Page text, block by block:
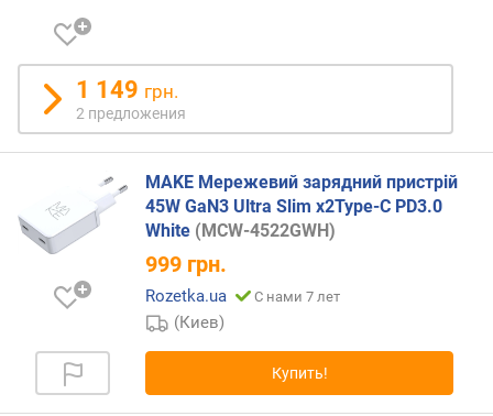
а
р
я
д
к
и
т
)
о
с
1 149 грн.
2 предложения
MAKE Мережевий зарядний пристрій
45W GaN3 Ultra Slim x2Type-C PD3.0
White (MCW-4522GWH)
999 грн.
Rozetka.ua С нами 7 лет
(Киев)
Купить!